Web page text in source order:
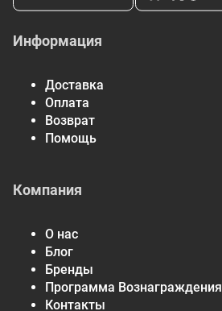
Информация
Доставка
Оплата
Возврат
Помощь
Компания
О нас
Блог
Бренды
Программа Вознаграждения
Контакты